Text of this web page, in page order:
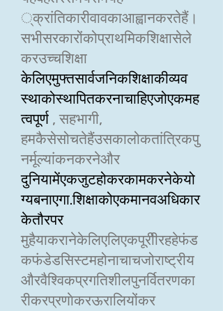
्क्रांतिकारीवावकाआह्वानकरतेहैं।
सभीसरकारोंकोप्राथमिकशिक्षासेले
करउच्चशिक्षा
केलिएमुफ्तसार्वजनिकशिक्षाकीव्यव
स्थाकोस्थापितकरनाचाहिएजोएकमह
त्वपूर्ण , सहभागी,
हमकैसेसोचतेहैंउसकालोकतांत्रिकपु
नर्मूल्यांकनकरनेऔर
दुनियामेंएकजुटहोकरकामकरनेकेयो
ग्यबनाएगा.शिक्षाकोएकमानवअधिकार
केतौरपर
मुहैयाकरानेकेलिएलिएकपूरीीरहहेफंड
कफंडेडसिस्टमहोनाचाचजोराष्ट्रीय
औरवैश्विकप्रगतिशीलपुनर्वितरणका
रीकरप्रणाेकरऊरालियोंकर